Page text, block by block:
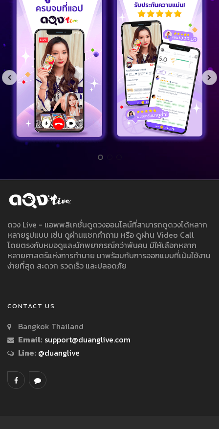
ดวง Live - แอพพลิเคชั่นดูดวงออนไลน์ที่สามารถดูดวงได้หลาก
หลายรูปแบบ เช่น ดูผ่านแชทคำถาม หรือ ดูผ่าน Video Call
โดยตรงกับหมอดูและนักพยากรณ์กว่าพันคน มีให้เลือกหลาก
หลายศาสตร์แห่งการทำนาย มาพร้อมกับการออกแบบที่เน้นใช้งาน
ง่ายที่สุด สะดวก รวดเร็ว และปลอดภัย
CONTACT US
Bangkok Thailand
Email: support@duanglive.com
Line: @duanglive